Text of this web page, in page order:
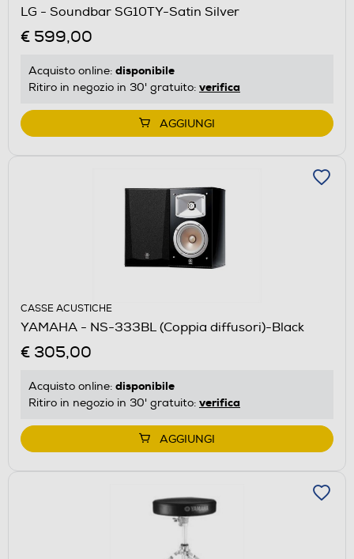
LG - Soundbar SG10TY-Satin Silver
€ 599,00
Acquisto online: disponibile
Ritiro in negozio in 30' gratuito: verifica
AGGIUNGI
CASSE ACUSTICHE
YAMAHA - NS-333BL (Coppia diffusori)-Black
€ 305,00
Acquisto online: disponibile
Ritiro in negozio in 30' gratuito: verifica
AGGIUNGI